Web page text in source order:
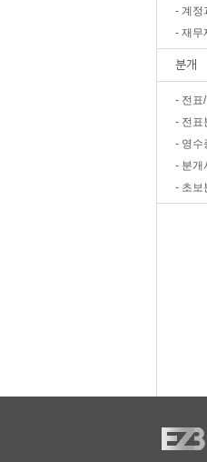
- 계정
- 재무
분개
- 전표
- 전표
- 영수
- 분개
- 초보